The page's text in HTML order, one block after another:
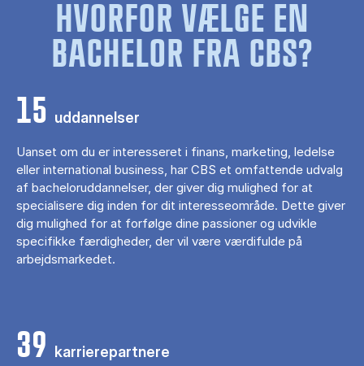
HVORFOR VÆLGE EN
BACHELOR FRA CBS?
15 uddannelser
Uanset om du er interesseret i finans, marketing, ledelse
eller international business, har CBS et omfattende udvalg
af bacheloruddannelser, der giver dig mulighed for at
specialisere dig inden for dit interesseområde. Dette giver
dig mulighed for at forfølge dine passioner og udvikle
specifikke færdigheder, der vil være værdifulde på
arbejdsmarkedet.
39 karrierepartnere